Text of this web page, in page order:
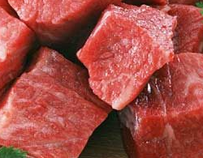
2 3